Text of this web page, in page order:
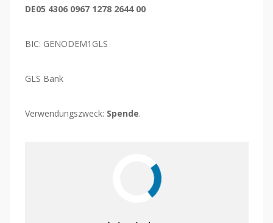
DE05 4306 0967 1278 2644 00
BIC: GENODEM1GLS
GLS Bank
Verwendungszweck: Spende.